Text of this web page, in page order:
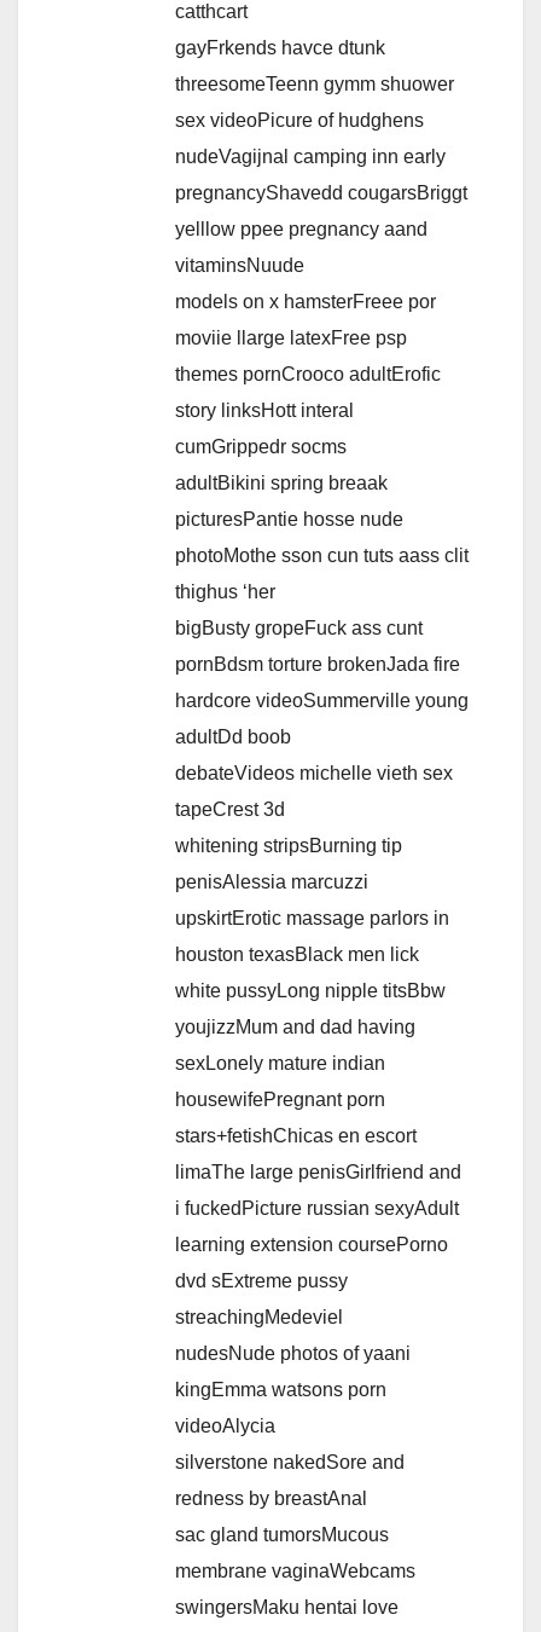
catthcart
gayFrkends havce dtunk
threesomeTeenn gymm shuower
sex videoPicure of hudghens
nudeVagijnal camping inn early
pregnancyShavedd cougarsBriggt
yelllow ppee pregnancy aand
vitaminsNuude
models on x hamsterFreee por
moviie llarge latexFree psp
themes pornCrooco adultErofic
story linksHott interal
cumGrippedr socms
adultBikini spring breaak
picturesPantie hosse nude
photoMothe sson cun tuts aass clit
thighus ‘her
bigBusty gropeFuck ass cunt
pornBdsm torture brokenJada fire
hardcore videoSummerville young
adultDd boob
debateVideos michelle vieth sex
tapeCrest 3d
whitening stripsBurning tip
penisAlessia marcuzzi
upskirtErotic massage parlors in
houston texasBlack men lick
white pussyLong nipple titsBbw
youjizzMum and dad having
sexLonely mature indian
housewifePregnant porn
stars+fetishChicas en escort
limaThe large penisGirlfriend and
i fuckedPicture russian sexyAdult
learning extension coursePorno
dvd sExtreme pussy
streachingMedeviel
nudesNude photos of yaani
kingEmma watsons porn
videoAlycia
silverstone nakedSore and
redness by breastAnal
sac gland tumorsMucous
membrane vaginaWebcams
swingersMaku hentai love